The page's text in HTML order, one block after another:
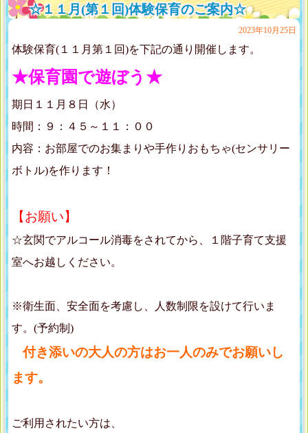
☆１１月(第１回)体験保育のご案内☆
2023年10月25日
体験保育(１１月第１回)を下記の通り開催します。
★保育園で遊ぼう★
期日１１月８日（水）
時間：９：４５～１１：００
内容：お部屋でのお集まりや手作りおもちゃ(センサリー
ボトル)を作ります！
【お願い】
☆玄関でアルコール消毒をされてから、１階子育て支援
室へお越しください。
※衛生面、安全面を考慮し、人数制限を設けて行いま
す。(予約制)
付き添いの大人の方はお一人のみでお願いし
ます。
ご利用されたい方は、